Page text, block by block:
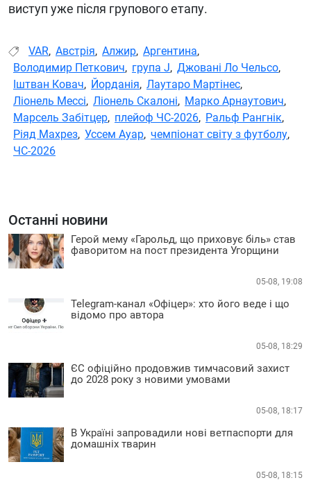
виступ уже після групового етапу.
VAR, Австрія, Алжир, Аргентина,
Володимир Петкович, група J, Джовані Ло Чельсо,
Іштван Ковач, Йорданія, Лаутаро Мартінес,
Ліонель Мессі, Ліонель Скалоні, Марко Арнаутович,
Марсель Забітцер, плейоф ЧС-2026, Ральф Рангнік,
Ріяд Махрез, Уссем Ауар, чемпіонат світу з футболу,
ЧС-2026
Останні новини
Герой мему «Гарольд, що приховує біль» став
фаворитом на пост президента Угорщини
05-08, 19:08
Telegram-канал «Офіцер»: хто його веде і що
відомо про автора
05-08, 18:29
ЄС офіційно продовжив тимчасовий захист
до 2028 року з новими умовами
05-08, 18:17
В Україні запровадили нові ветпаспорти для
домашніх тварин
05-08, 18:15